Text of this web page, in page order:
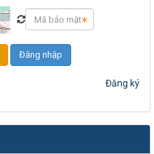
Đăng nhập
Đăng ký